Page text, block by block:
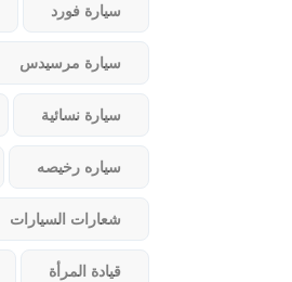
سيارة فورد
سيارة مرسيدس
سيارة نسائية
سياره رخيصه
شعارات السيارات
قيادة المرأة